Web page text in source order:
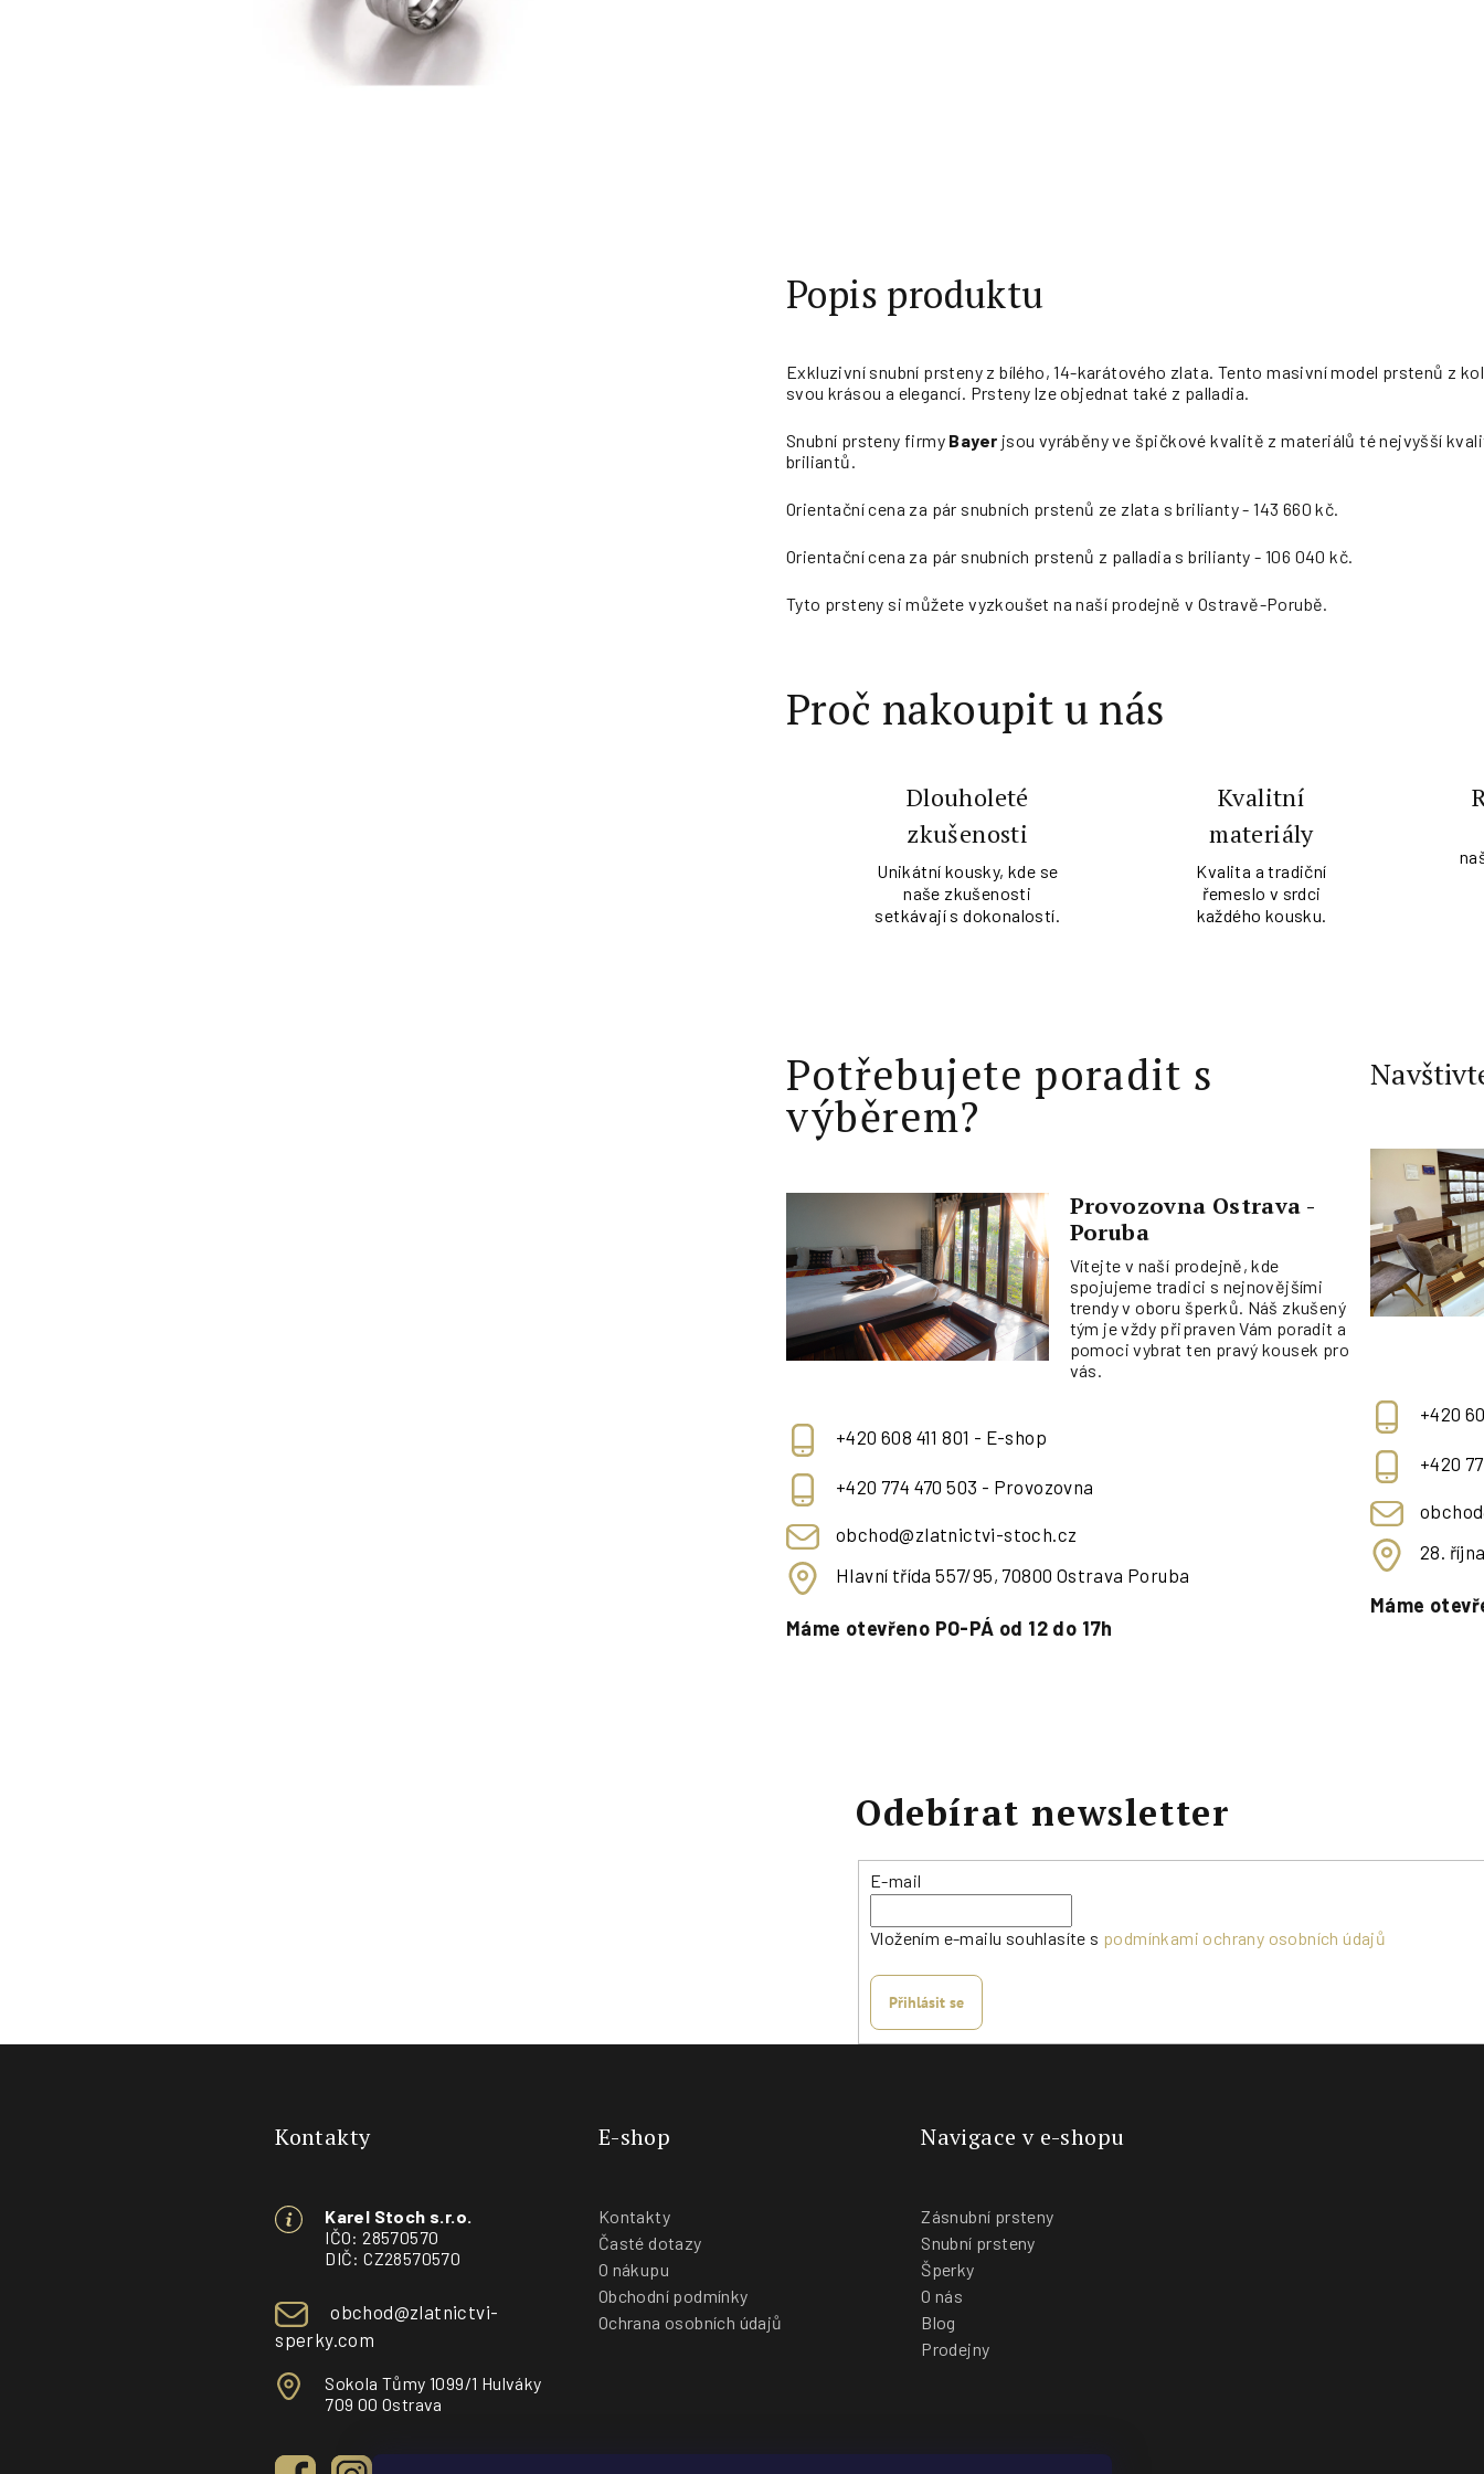
Popis produktu
Exkluzivní snubní prsteny z bílého, 14-karátového zlata. Tento masivní model prstenů z
svou krásou a elegancí. Prsteny lze objednat také z palladia.
Snubní prsteny firmy Bayer jsou vyráběny ve špičkové kvalitě z materiálů té nejvyšší
briliantů.
Orientační cena za pár snubních prstenů ze zlata s brilianty - 143 660 kč.
Orientační cena za pár snubních prstenů z palladia s brilianty - 106 040 kč.
Tyto prsteny si můžete vyzkoušet na naší prodejně v Ostravě-Porubě.
Proč nakoupit u nás
Dlouholeté
zkušenosti
Unikátní kousky, kde se
naše zkušenosti
setkávají s dokonalostí.
Kvalitní
materiály
Kvalita a tradiční
řemeslo v srdci
každého kousku.
Potřebujete poradit s
výběrem?
Provozovna Ostrava -
Poruba
Vítejte v naší prodejně, kde
spojujeme tradici s nejnovějšími
trendy v oboru šperků. Náš zkušený
tým je vždy připraven Vám poradit a
pomoci vybrat ten pravý kousek pro
vás.
+420 608 411 801 - E-shop
+420 774 470 503 - Provozovna
obchod@zlatnictvi-stoch.cz
Hlavní třída 557/95, 70800 Ostrava Poruba
Máme otevřeno PO-PÁ od 12 do 17h
+420
+420
28.
Máme
Odebírat newsletter
E-mail
Vložením e-mailu souhlasíte s podmínkami ochrany osobních údajů
Přihlásit se
Kontakty
Karel Stoch s.r.o.
IČO: 28570570
DIČ: CZ28570570
obchod@zlatnictvi-
sperky.com
Sokola Tůmy 1099/1 Hulváky
709 00 Ostrava
E-shop
Kontakty
Časté dotazy
O nákupu
Obchodní podmínky
Ochrana osobních údajů
Navigace v e-shopu
Zásnubní prsteny
Snubní prsteny
Šperky
O nás
Blog
Prodejny